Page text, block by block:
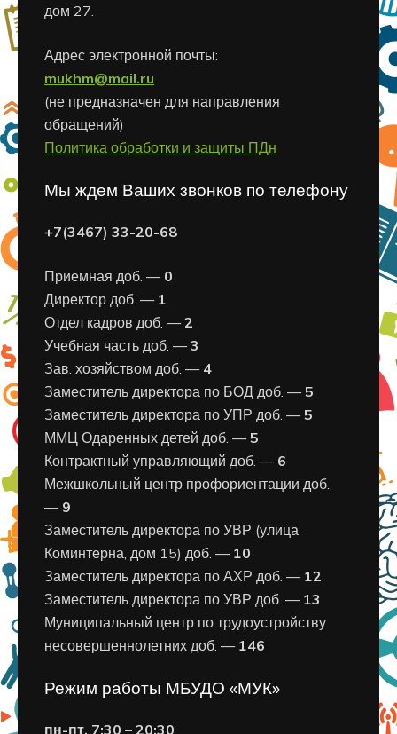
дом 27.
Адрес электронной почты:
mukhm@mail.ru
(не предназначен для направления
обращений)
Политика обработки и защиты ПДн
Мы ждем Ваших звонков по телефону
+7(3467) 33-20-68
Приемная доб. — 0
Директор доб. — 1
Отдел кадров доб. —2
Учебная часть доб. —3
Зав. хозяйством доб. — 4
Заместитель директора по БОД доб. —5
Заместитель директора по УПР доб. —5
ММЦ Одаренных детей доб. —5
Контрактный управляющий доб. — 6
Межшкольный центр профориентации доб.
— 9
Заместитель директора по УВР (улица
Коминтерна, дом 15) доб. — 10
Заместитель директора по АХР доб. — 12
Заместитель директора по УВР доб. — 13
Муниципальный центр по трудоустройству
несовершеннолетних доб. — 146
Режим работы МБУДО «МУК»
пн-пт. 7:30 – 20:30